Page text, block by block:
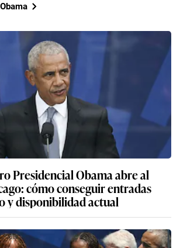
Presidencial Obama abre al
cómo conseguir entradas
y disponibilidad actual